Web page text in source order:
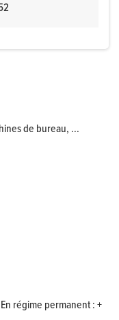
de bureau, ...
En régime permanent : +